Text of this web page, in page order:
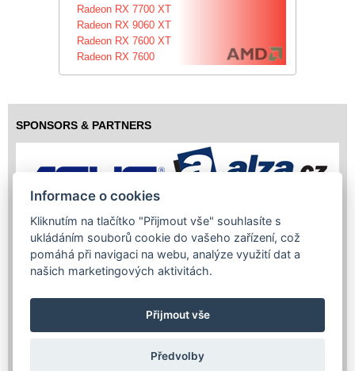
Radeon RX 7700 XT
Radeon RX 9060 XT
Radeon RX 7600 XT
Radeon RX 7600
SPONSORS & PARTNERS
Copyright (c) 2026 InfoTrade Powered by ASP.NET & MS SQL
Informace o cookies
Kliknutím na tlačítko "Přijmout vše" souhlasíte s
ukládáním souborů cookie do vašeho zařízení, což
pomáhá při navigaci na webu, analýze využití dat a
našich marketingových aktivitách.
Přijmout vše
Předvolby